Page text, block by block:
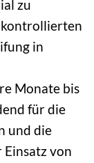
zu
in
Monate bis
für die
und die
von